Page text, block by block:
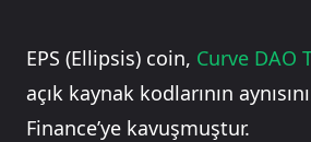
EPS (Ellipsis) coin, Curve DAO
açık kaynak kodlarının
Finance’ye kavuşmuştur.